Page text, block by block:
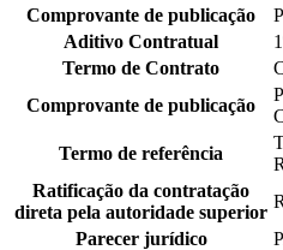
Comprovante de publicação
Aditivo Contratual
Termo de Contrato
Comprovante de publicação
Termo de referência
Ratificação da contratação
direta pela autoridade superior
Parecer jurídico